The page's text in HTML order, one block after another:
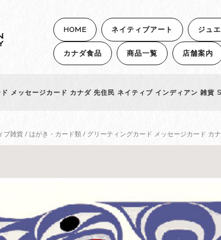
HOME ネイティブアート ジュ
カナダ食品 商品一覧 店舗案内
メッセージカード カナダ 先住民 ネイティブ インディアン 雑貨
ブ雑貨/ はがき・カード類 / グリーティングカード メッセージカード カ